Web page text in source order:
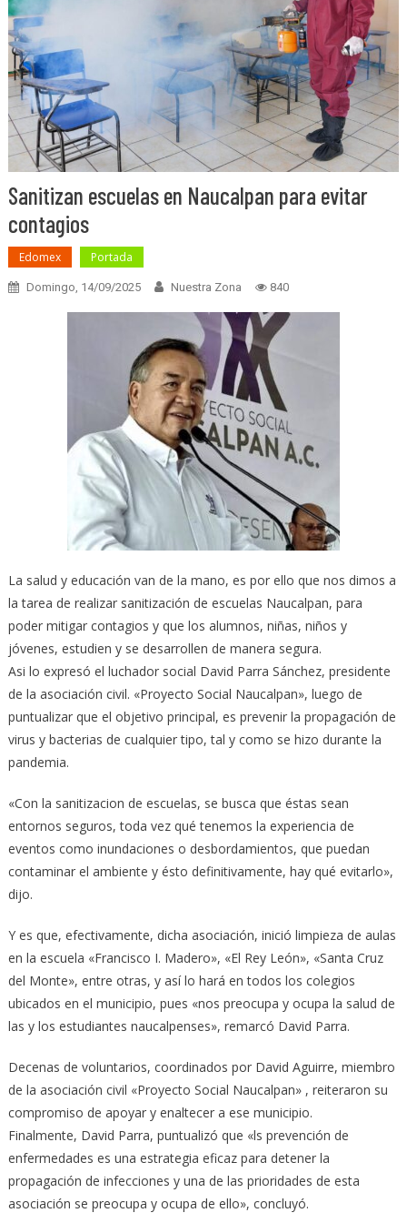
Sanitizan escuelas en Naucalpan para evitar
contagios
Edomex Portada
Domingo, 14/09/2025 Nuestra Zona 840
La salud y educación van de la mano, es por ello que nos dimos a
la tarea de realizar sanitización de escuelas Naucalpan, para
poder mitigar contagios y que los alumnos, niñas, niños y
jóvenes, estudien y se desarrollen de manera segura.
Asi lo expresó el luchador social David Parra Sánchez, presidente
de la asociación civil. «Proyecto Social Naucalpan», luego de
puntualizar que el objetivo principal, es prevenir la propagación de
virus y bacterias de cualquier tipo, tal y como se hizo durante la
pandemia.
«Con la sanitizacion de escuelas, se busca que éstas sean
entornos seguros, toda vez qué tenemos la experiencia de
eventos como inundaciones o desbordamientos, que puedan
contaminar el ambiente y ésto definitivamente, hay qué evitarlo»,
dijo.
Y es que, efectivamente, dicha asociación, inició limpieza de aulas
en la escuela «Francisco I. Madero», «El Rey León», «Santa Cruz
del Monte», entre otras, y así lo hará en todos los colegios
ubicados en el municipio, pues «nos preocupa y ocupa la salud de
las y los estudiantes naucalpenses», remarcó David Parra.
Decenas de voluntarios, coordinados por David Aguirre, miembro
de la asociación civil «Proyecto Social Naucalpan» , reiteraron su
compromiso de apoyar y enaltecer a ese municipio.
Finalmente, David Parra, puntualizó que «ls prevención de
enfermedades es una estrategia eficaz para detener la
propagación de infecciones y una de las prioridades de esta
asociación se preocupa y ocupa de ello», concluyó.